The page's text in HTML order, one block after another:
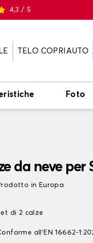
4,3 / 5
TELO COPRIAUTO
Foto
da neve per
in Europa
di 2 calze
all'EN 16662-